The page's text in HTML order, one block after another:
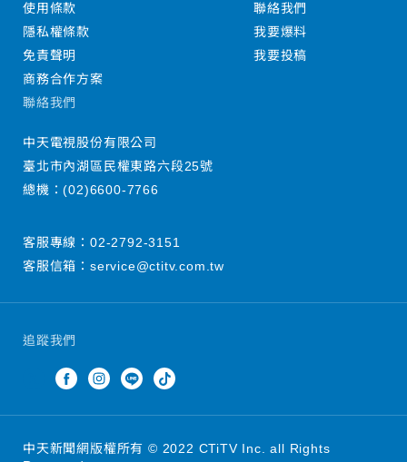
追蹤我們
使用條款
隱私權條款
免責聲明
商務合作方案
聯絡我們
我要爆料
我要投稿
聯絡我們
中天電視股份有限公司
臺北市內湖區民權東路六段25號
總機：(02)6600-7766
客服專線： 02-2792-3151
客服信箱： service@ctitv.com.tw
中天新聞網版權所有 © 2022 CTiTV Inc. all Rights